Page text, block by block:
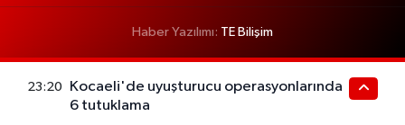
Haber Yazılımı: TE Bilişim
23:20
Kocaeli'de uyuşturucu operasyonlarında
6 tutuklama